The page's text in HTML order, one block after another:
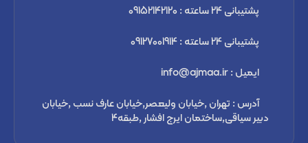
پشتیبانی 24 ساعته : 09152142120
پشتیبانی 24 ساعته : 09127001914
ایمیل : info@ajmaa.ir
آدرس : تهران ,خیابان ولیعصر,خیابان عارف نسب ,خیابان
دبیر سیاقی,ساختمان ایرج افشار ,طبقه4